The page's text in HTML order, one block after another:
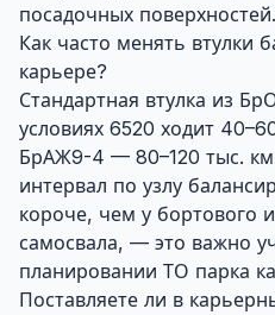
посадочных поверхностей.
Как часто менять втулки
карьере?
Стандартная втулка из
условиях 6520 ходит
БрАЖ9-4 — 80–120 тыс.
интервал по узлу
короче, чем у бортового
самосвала, — это важно
планировании ТО парка
Поставляете ли в